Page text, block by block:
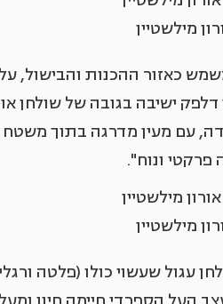
מילשטיין
כאזור ההכנות והבישול,
ישיבה בגובה של שולחן
ונוח".
מילשטיין
שעשוי כולו (פלטה